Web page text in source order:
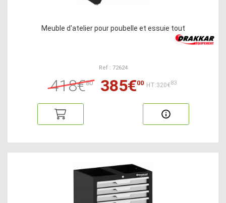
Meuble d'atelier pour poubelle et essuie tout
Ref : 72624
418€80 385€00 HT:320€83